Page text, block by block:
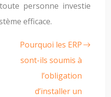
personne investie
efficace.
Pourquoi les ERP
sont-ils soumis à
l’obligation
d’installer un